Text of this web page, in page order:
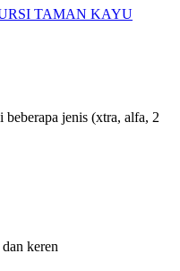
jenis (xtra, alfa, 2
keren